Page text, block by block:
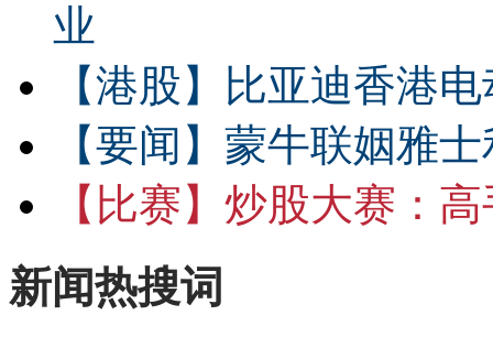
业
【港股】
比亚迪香港
【要闻】 蒙牛联姻雅
【比赛】 炒股大赛：高
新闻热搜词